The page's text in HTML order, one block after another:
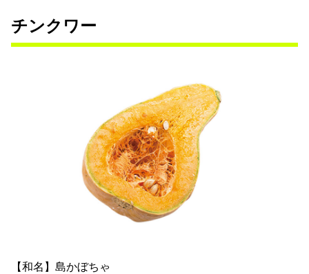
チンクワー
【和名】島かぼちゃ